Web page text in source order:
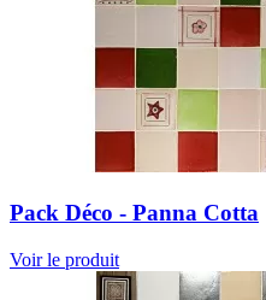
Pack Déco - Panna Cotta
Voir le produit